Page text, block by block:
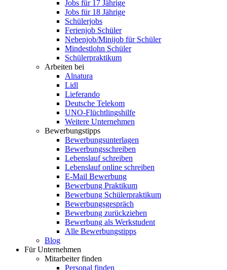
Jobs für 17 Jährige
Jobs für 18 Jährige
Schülerjobs
Ferienjob Schüler
Nebenjob/Minijob für Schüler
Mindestlohn Schüler
Schülerpraktikum
Arbeiten bei
Alnatura
Lidl
Lieferando
Deutsche Telekom
UNO-Flüchtlingshilfe
Weitere Unternehmen
Bewerbungstipps
Bewerbungsunterlagen
Bewerbungsschreiben
Lebenslauf schreiben
Lebenslauf online schreiben
E-Mail Bewerbung
Bewerbung Praktikum
Bewerbung Schülerpraktikum
Bewerbungsgespräch
Bewerbung zurückziehen
Bewerbung als Werkstudent
Alle Bewerbungstipps
Blog
Für Unternehmen
Mitarbeiter finden
Personal finden